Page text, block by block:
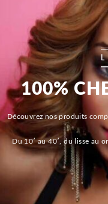
100%
Découvrez nos produits
Du 10′ au 40′, du lisse au